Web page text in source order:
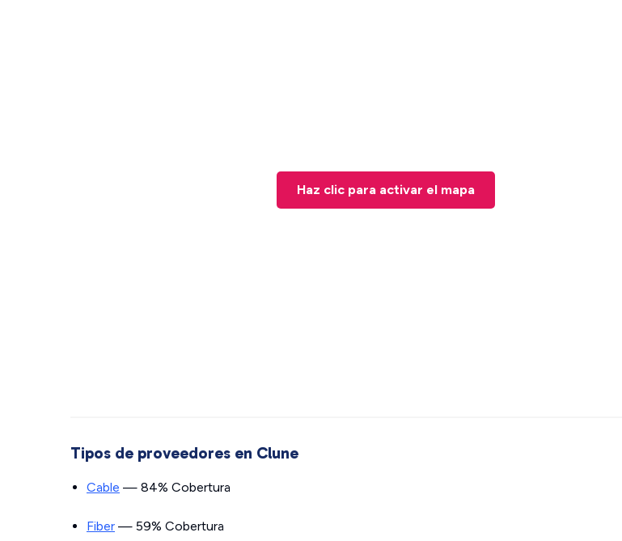
Haz clic para activar el mapa
Tipos de proveedores en Clune
Cable — 84% Cobertura
Fiber — 59% Cobertura